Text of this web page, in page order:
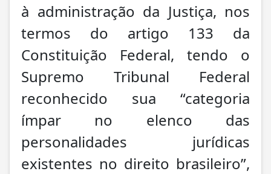
à administração da Justiça, nos
termos do artigo 133 da
Constituição Federal, tendo o
Supremo Tribunal Federal
reconhecido sua “categoria
ímpar no elenco das
personalidades jurídicas
existentes no direito brasileiro”,